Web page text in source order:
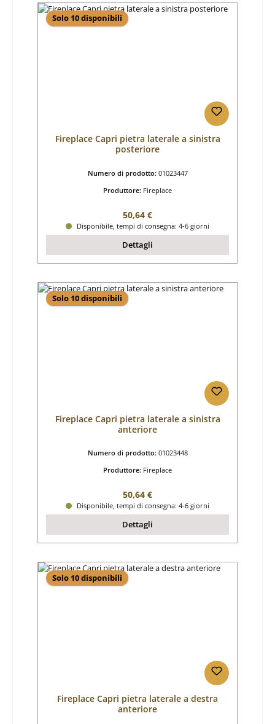
Solo 10 disponibili
Fireplace Capri pietra laterale a sinistra
posteriore
Numero di prodotto: 01023447
Produttore: Fireplace
Prezzo normale:
50,64 €
Disponibile, tempi di consegna: 4-6 giorni
Dettagli
Solo 10 disponibili
Fireplace Capri pietra laterale a sinistra
anteriore
Numero di prodotto: 01023448
Produttore: Fireplace
Prezzo normale:
50,64 €
Disponibile, tempi di consegna: 4-6 giorni
Dettagli
Solo 10 disponibili
Fireplace Capri pietra laterale a destra
anteriore